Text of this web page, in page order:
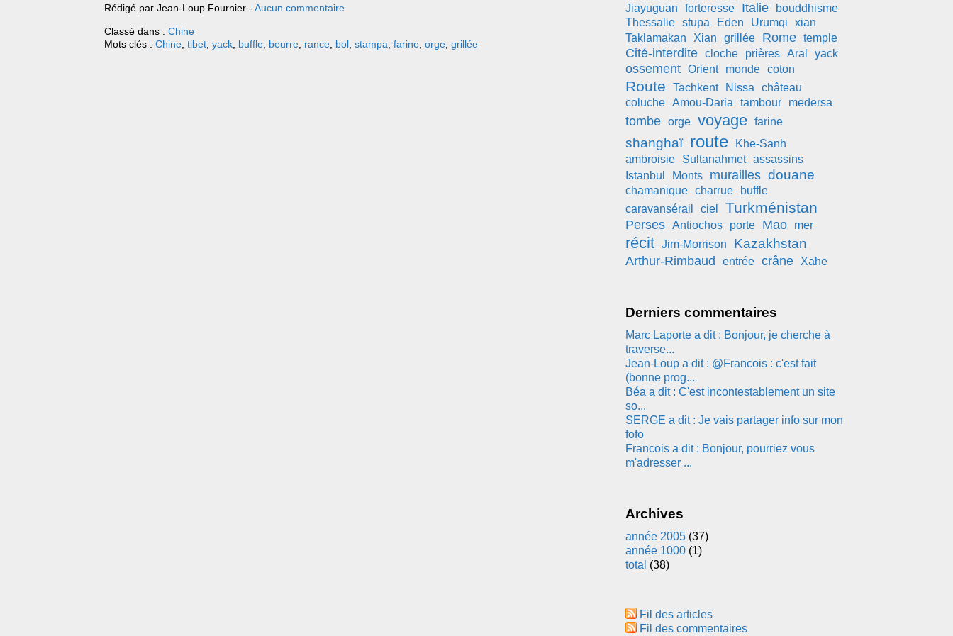
Rédigé par Jean-Loup Fournier - Aucun commentaire
Classé dans : Chine
Mots clés : Chine tibet yack buffle beurre rance bol stampa farine orge grillée
Jiayuguan
forteresse Italie
bouddhisme
Thessalie stupa Eden Urumqi
xian
Taklamakan
Xian grillée Rome temple
Cité-interdite cloche prières Aral yack
ossement Orient monde coton
Route Tachkent Nissa
château
coluche Amou-Daria tambour medersa
tombe orge voyage farine
shanghaï route
Khe-Sanh
ambroisie
Sultanahmet assassins
Istanbul
Monts murailles douane
chamanique charrue
buffle
caravansérail
ciel Turkménistan
Perses Antiochos porte Mao mer
récit Jim-Morrison Kazakhstan
Arthur-Rimbaud entrée crâne Xahe
Derniers commentaires
Marc Laporte a dit : Bonjour, je cherche à
traverse...
Jean-Loup a dit : @Francois : c'est fait
(bonne prog...
Béa a dit : C'est incontestablement un site
so...
SERGE a dit : Je vais partager info sur mon
fofo
Francois a dit : Bonjour, pourriez vous
m'adresser ...
Archives
année 2005 (37)
année 1000 (1)
total (38)
Fil des articles
Fil des commentaires